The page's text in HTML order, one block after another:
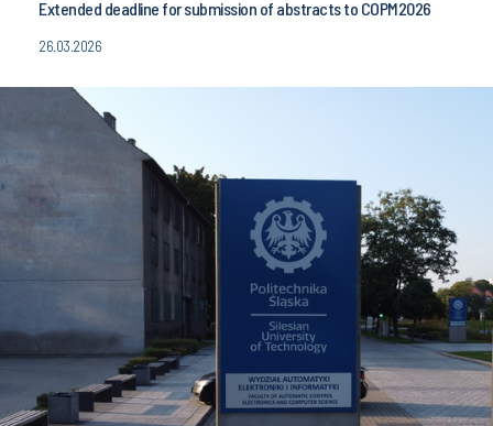
Extended deadline for submission of abstracts to COPM2026
26.03.2026